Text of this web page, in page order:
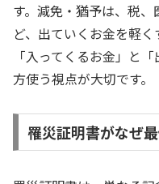
す。減免・猶予は、税
ど、出ていくお金を軽
「入ってくるお金」と
方使う視点が大切です。
罹災証明書がなぜ